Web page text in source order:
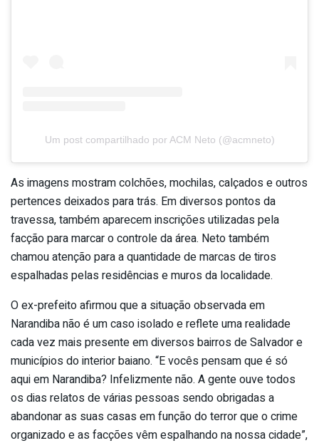
Um post compartilhado por ACM Neto (@acmneto)
As imagens mostram colchões, mochilas, calçados e outros
pertences deixados para trás. Em diversos pontos da
travessa, também aparecem inscrições utilizadas pela
facção para marcar o controle da área. Neto também
chamou atenção para a quantidade de marcas de tiros
espalhadas pelas residências e muros da localidade.
O ex-prefeito afirmou que a situação observada em
Narandiba não é um caso isolado e reflete uma realidade
cada vez mais presente em diversos bairros de Salvador e
municípios do interior baiano. “E vocês pensam que é só
aqui em Narandiba? Infelizmente não. A gente ouve todos
os dias relatos de várias pessoas sendo obrigadas a
abandonar as suas casas em função do terror que o crime
organizado e as facções vêm espalhando na nossa cidade”,